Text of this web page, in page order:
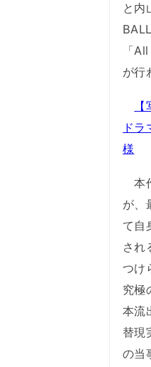
と内
「
が行
ド
様
本
が、
て自
され
つけ
究極
本流
替現
の当